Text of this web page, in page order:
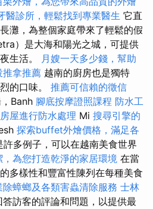
醫診所，輕鬆找到專業醫生 它直
灘，為整個家庭帶來了輕鬆的假
）是大海和陽光之城，可提供
生活。
月嫂一天多少錢，幫助
推拿推薦 越南的廚房也是獨特
的口味。 推薦可信賴的徵信
Banh 腳底按摩證照課程 防水工
屋進行防水處理 Mi 搜尋引擎的
探索buffet外燴價格，滿足各
多例子，可以在越南美食世界
，為您打造乾淨的家居環境 在當
多樣性和豐富性陳列在每種美食
蟑螂及各類害蟲清除服務 士林
訪客的評論和問題，以提供最